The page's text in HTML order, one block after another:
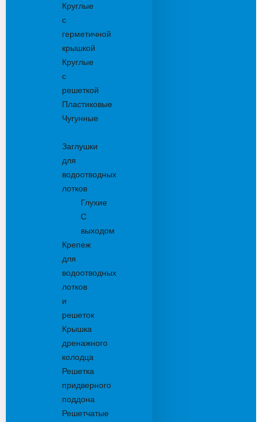
Круглые
с
герметичной
крышкой
Круглые
с
решеткой
Пластиковые
Чугунные
Заглушки
для
водоотводных
лотков
Глухие
С
выходом
Крепеж
для
водоотводных
лотков
и
решеток
Крышка
дренажного
колодца
Решетка
придверного
поддона
Решетчатые